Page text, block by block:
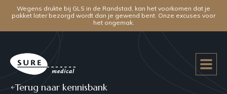
Wegens drukte bij GLS in de Randstad, kan het voorkomen dat je
pakket later bezorgd wordt dan je gewend bent. Onze excuses voor
het ongemak.
Terug naar kennisbank